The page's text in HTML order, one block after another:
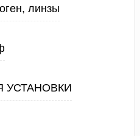
линзы
УСТАНОВКИ